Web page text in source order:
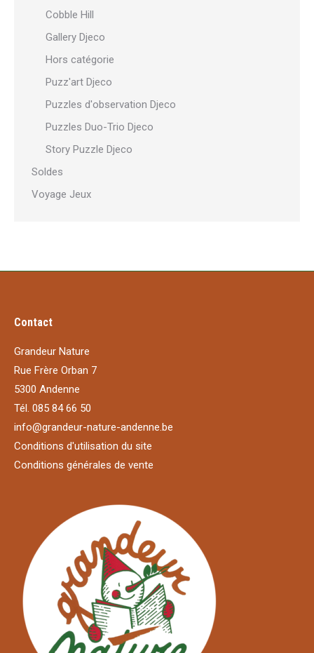
Cobble Hill
Gallery Djeco
Hors catégorie
Puzz'art Djeco
Puzzles d'observation Djeco
Puzzles Duo-Trio Djeco
Story Puzzle Djeco
Soldes
Voyage Jeux
Contact
Grandeur Nature
Rue Frère Orban 7
5300 Andenne
Tél. 085 84 66 50
info@grandeur-nature-andenne.be
Conditions d'utilisation du site
Conditions générales de vente